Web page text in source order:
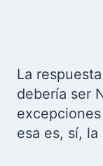
La
debería ser
esa es, sí,